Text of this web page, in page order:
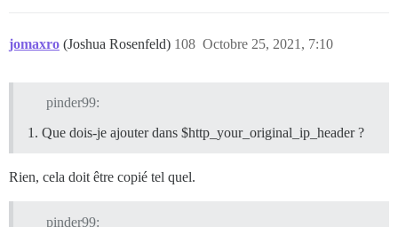
jomaxro (Joshua Rosenfeld) Octobre 25, 2021, 7:10
108
pinder99:
Que dois-je ajouter dans $http_your_original_ip_header ?
Rien, cela doit être copié tel quel.
pinder99: